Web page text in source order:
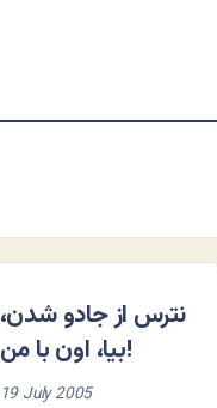
نترس از جادو شدن،
بيا، اون با من!
19 July 2005